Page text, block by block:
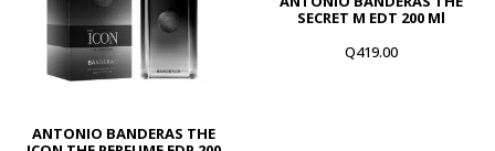
ANTONIO BANDERAS THE
SECRET M EDT 200 Ml
Q419.00